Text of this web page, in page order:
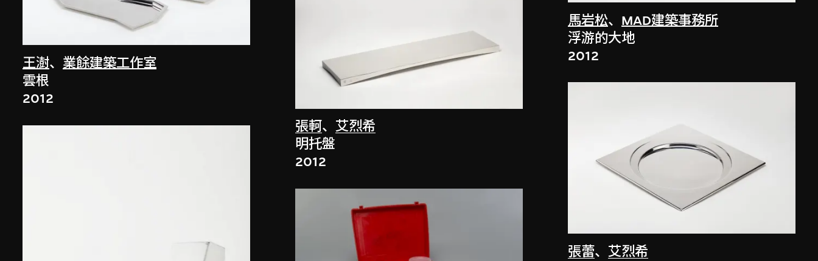
王澍、 業餘建築工作室
雲根
2012
張軻、艾烈希
明托盤
2012
馬岩松、 MAD建築事務所
浮游的大地
2012
張蕾、艾烈希